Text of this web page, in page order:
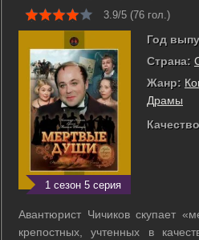
3.9/5 (76 гол.)
1 сезон 5 серия
Год
Страна:
Жанр:
Драмы
Авантюрист Чичиков скупает
крепостных, учтенных в